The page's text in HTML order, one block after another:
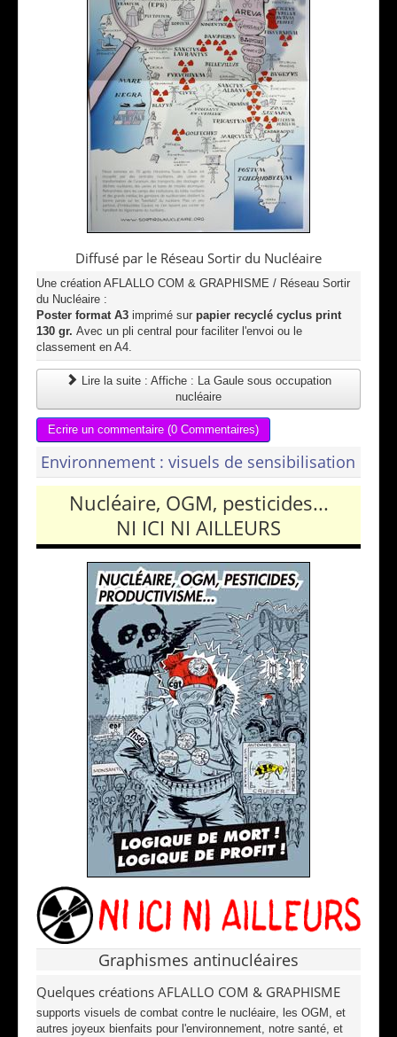
Diffusé par le Réseau Sortir du Nucléaire
Une création AFLALLO COM & GRAPHISME / Réseau Sortir
du Nucléaire :
Poster format A3 imprimé sur papier recyclé cyclus print
130 gr. Avec un pli central pour faciliter l'envoi ou le
classement en A4.
Lire la suite : Affiche : La Gaule sous occupation
nucléaire
Ecrire un commentaire (0 Commentaires)
Environnement : visuels de sensibilisation
Nucléaire, OGM, pesticides...
NI ICI NI AILLEURS
Graphismes antinucléaires
Quelques créations AFLALLO COM & GRAPHISME
supports visuels de combat contre le nucléaire, les OGM, et
autres joyeux bienfaits pour l'environnement, notre santé, et